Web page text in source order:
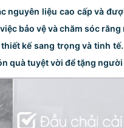
nguyên liệu cao cấp và
bảo vệ và chăm sóc
kế sang trọng và tinh
quà tuyệt vời để tặng